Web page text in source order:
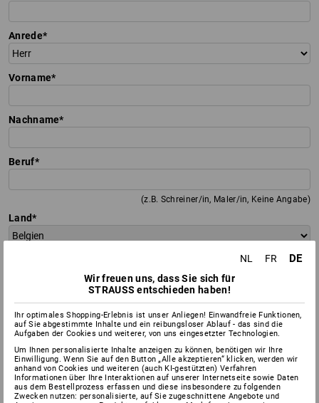
Anrede
Vorname
Nachname
Beruf
(z.B. Schreiner/in, Maler/in, Keine Angabe)
Land
Stadtteil / Ortsteil
Telefon
NL FR DE
Wir freuen uns, dass Sie sich für
STRAUSS entschieden haben!
Ihr optimales Shopping-Erlebnis ist unser Anliegen! Einwandfreie Funktionen,
auf Sie abgestimmte Inhalte und ein reibungsloser Ablauf - das sind die
Aufgaben der Cookies und weiterer, von uns eingesetzter Technologien.
Um Ihnen personalisierte Inhalte anzeigen zu können, benötigen wir Ihre
Einwilligung. Wenn Sie auf den Button „Alle akzeptieren“ klicken, werden wir
anhand von Cookies und weiteren (auch KI-gestützten) Verfahren
Informationen über Ihre Interaktionen auf unserer Internetseite sowie Daten
aus dem Bestellprozess erfassen und diese insbesondere zu folgenden
Zwecken nutzen: personalisierte, auf Sie zugeschnittene Angebote und